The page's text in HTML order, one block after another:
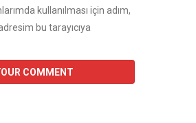
kullanılması için adım,
bu tarayıcıya